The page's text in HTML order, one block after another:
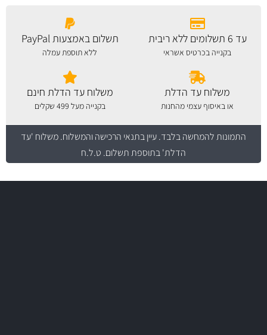
עד 6 תשלומים ללא ריבית
בקנייה בכרטיס אשראי
תשלום באמצעות PayPal
ללא תוספת עמלה
משלוח עד הדלת
או באיסוף עצמי מהחנות
משלוח עד הדלת חינם
בקנייה מעל 499 שקלים
התמונות להמחשה בלבד.עיין בתנאי הרכישה והמשלוח. משלוח 'עד
הדלת' בתוספת תשלום. ט.ל.ח